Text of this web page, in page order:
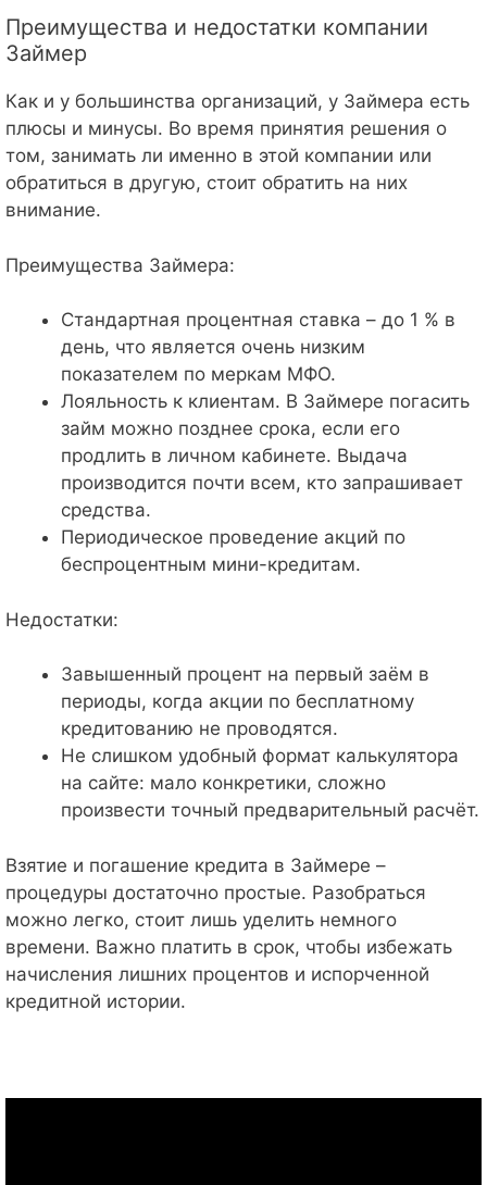
Преимущества и недостатки компании
Займер
Как и у большинства организаций, у Займера есть
плюсы и минусы. Во время принятия решения о
том, занимать ли именно в этой компании или
обратиться в другую, стоит обратить на них
внимание.
Преимущества Займера:
Стандартная процентная ставка – до 1 % в
день, что является очень низким
показателем по меркам МФО.
Лояльность к клиентам. В Займере погасить
займ можно позднее срока, если его
продлить в личном кабинете. Выдача
производится почти всем, кто запрашивает
средства.
Периодическое проведение акций по
беспроцентным мини-кредитам.
Недостатки:
Завышенный процент на первый заём в
периоды, когда акции по бесплатному
кредитованию не проводятся.
Не слишком удобный формат калькулятора
на сайте: мало конкретики, сложно
произвести точный предварительный расчёт.
Взятие и погашение кредита в Займере –
процедуры достаточно простые. Разобраться
можно легко, стоит лишь уделить немного
времени. Важно платить в срок, чтобы избежать
начисления лишних процентов и испорченной
кредитной истории.